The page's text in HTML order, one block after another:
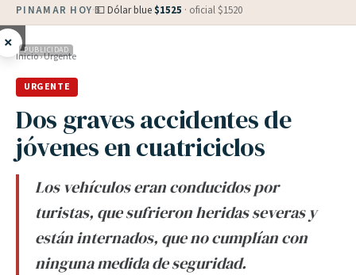
PINAMAR HOY·💵 Dólar blue $1525 · oficial $1520
× PUBLICIDAD
Inicio›Urgente
URGENTE
Dos graves accidentes de
jóvenes en cuatriciclos
Los vehículos eran conducidos por
turistas, que sufrieron heridas severas y
están internados, que no cumplían con
ninguna medida de seguridad.